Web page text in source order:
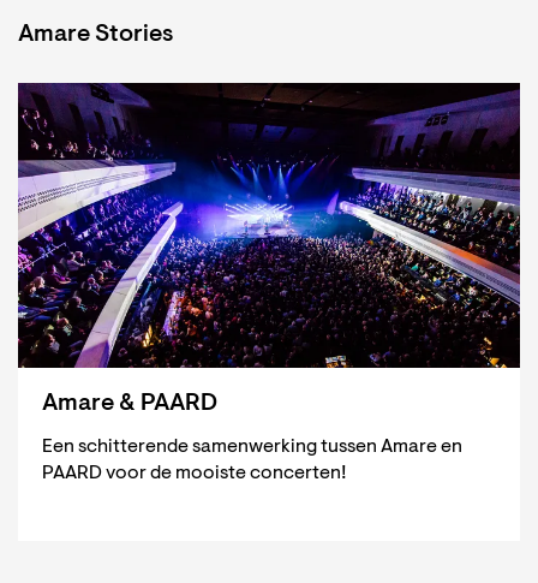
Amare Stories
Amare & PAARD
Een schitterende samenwerking tussen Amare en
PAARD voor de mooiste concerten!